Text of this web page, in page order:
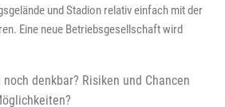
und Stadion relativ einfach mit der
Eine neue Betriebsgesellschaft wird
denkbar? Risiken und Chancen